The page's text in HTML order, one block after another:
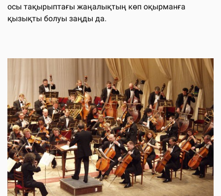
осы тақырыптағы жаңалықтың көп оқырманға
қызықты болуы заңды да.